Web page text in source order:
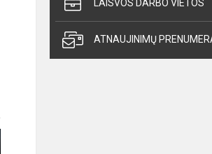
LAISVOS DARBO VIETOS
ATNAUJINIMŲ